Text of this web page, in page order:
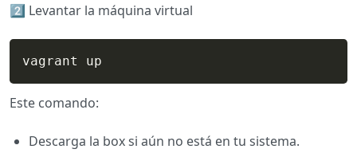
2️⃣​ Levantar la máquina virtual
vagrant up
Este comando:
Descarga la box si aún no está en tu sistema.